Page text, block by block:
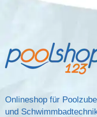
Onlineshop für
und